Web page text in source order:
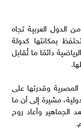
العربية تجاه
بمكانتها كدولة
دائمًا ما تُقابل
وقدرتها على
مشيرة إلى أن ما
الجماهير وأعاد روح